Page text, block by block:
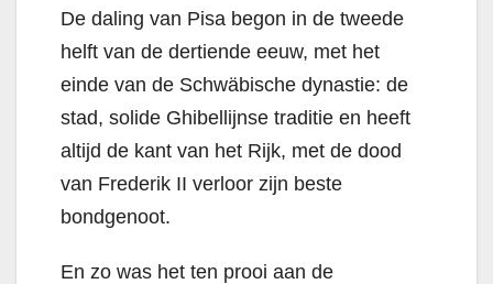
De daling van Pisa begon in de tweede
helft van de dertiende eeuw, met het
einde van de Schwäbische dynastie: de
stad, solide Ghibellijnse traditie en heeft
altijd de kant van het Rijk, met de dood
van Frederik II verloor zijn beste
bondgenoot.
En zo was het ten prooi aan de